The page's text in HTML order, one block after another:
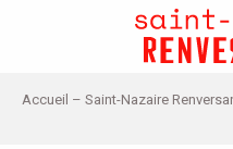
principal
Accueil – Saint-Nazaire